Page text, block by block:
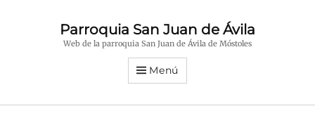
Parroquia San Juan de Ávila
Web de la parroquia San Juan de Ávila de Móstoles
Menú